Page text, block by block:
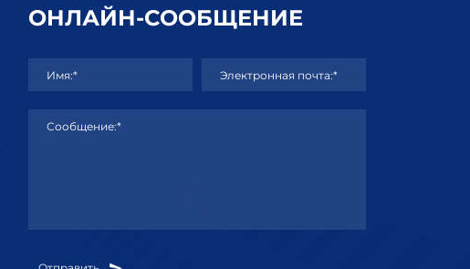
ОНЛАЙН-СООБЩЕНИЕ
Имя:* Электронная почта:*
Сообщение:*